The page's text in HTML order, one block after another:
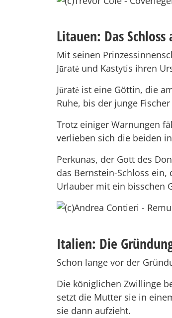
Litauen: Das
Mit seinen
Jūratė und Kastytis ihren
Jūratė ist eine Göttin, die
Ruhe, bis der junge
Trotz einiger Warnungen
verlieben sich die beiden
Perkunas, der Gott des
das Bernstein-Schloss
Urlauber mit ein bisschen
Italien: Die
Schon lange vor der
Die königlichen Zwillinge
setzt die Mutter sie in
sie dann aufzieht.